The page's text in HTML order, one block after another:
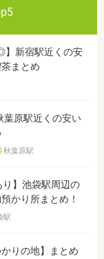
】新宿駅近くの安
まとめ
葉原駅近くの安い
秋葉原駅
り】池袋駅周辺の
かり所まとめ！
駅
りの地】まとめ